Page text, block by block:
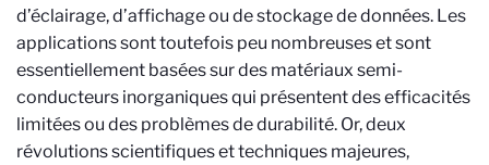
d’éclairage, d’affichage ou de stockage de données. Les
applications sont toutefois peu nombreuses et sont
essentiellement basées sur des matériaux semi-
conducteurs inorganiques qui présentent des efficacités
limitées ou des problèmes de durabilité. Or, deux
révolutions scientifiques et techniques majeures,